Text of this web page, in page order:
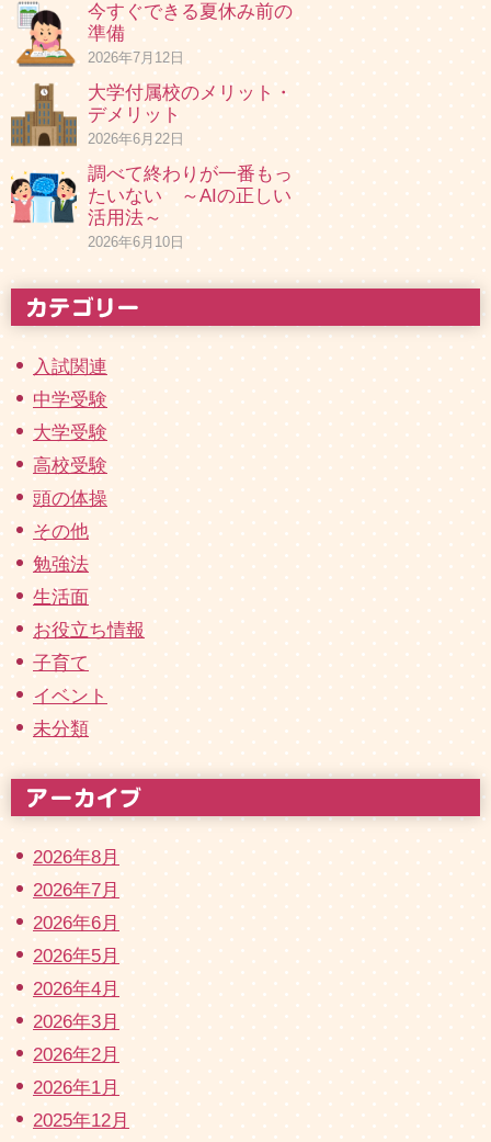
今すぐできる夏休み前の
準備
2026年7月12日
大学付属校のメリット・
デメリット
2026年6月22日
調べて終わりが一番もっ
たいない ～AIの正しい
活用法～
2026年6月10日
入試関連
中学受験
大学受験
高校受験
頭の体操
その他
勉強法
生活面
お役立ち情報
子育て
イベント
未分類
2026年8月
2026年7月
2026年6月
2026年5月
2026年4月
2026年3月
2026年2月
2026年1月
2025年12月